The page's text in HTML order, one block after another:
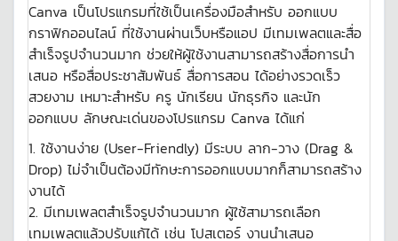
Canva เป็นโปรแกรมที่ใช้เป็นเครื่องมือสำหรับ ออกแบบ
กราฟิกออนไลน์ ที่ใช้งานผ่านเว็บหรือแอป มีเทมเพลตและสื่อ
สำเร็จรูปจำนวนมาก ช่วยให้ผู้ใช้งานสามารถสร้างสื่อการนำ
เสนอ หรือสื่อประชาสัมพันธ์ สื่อการสอน ได้อย่างรวดเร็ว
สวยงาม เหมาะสำหรับ ครู นักเรียน นักธุรกิจ และนัก
ออกแบบ ลักษณะเด่นของโปรแกรม Canva ได้แก่
1. ใช้งานง่าย (User-Friendly) มีระบบ ลาก-วาง (Drag &
Drop) ไม่จำเป็นต้องมีทักษะการออกแบบมากก็สามารถสร้าง
งานได้
2. มีเทมเพลตสำเร็จรูปจำนวนมาก ผู้ใช้สามารถเลือก
เทมเพลตแล้วปรับแก้ได้ เช่น โปสเตอร์ งานนำเสนอ